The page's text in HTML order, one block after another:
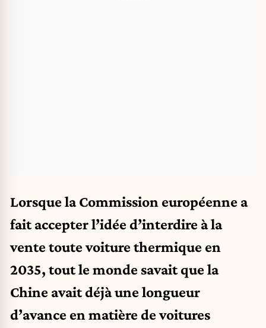
Lorsque la Commission européenne a
fait accepter l’idée d’interdire à la
vente toute voiture thermique en
2035, tout le monde savait que la
Chine avait déjà une longueur
d’avance en matière de voitures